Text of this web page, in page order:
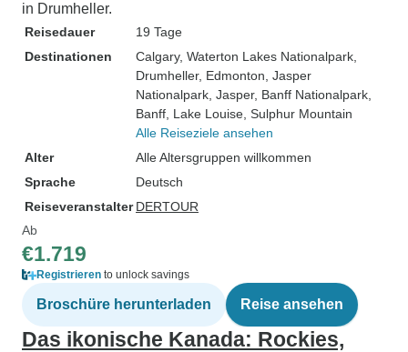
in Drumheller.
Reisedauer
19 Tage
Destinationen
Calgary, Waterton Lakes Nationalpark
Drumheller, Edmonton , Jasper
Nationalpark , Jasper, Banff Nationalpark
Banff , Lake Louise , Sulphur Mountain
Alle Reiseziele ansehen
Alter
Alle Altersgruppen willkommen
Sprache
Deutsch
Reiseveranstalter DERTOUR
Ab
€1.719
Registrieren to unlock savings
Broschüre herunterladen Reise ansehen
Das ikonische Kanada: Rockies,